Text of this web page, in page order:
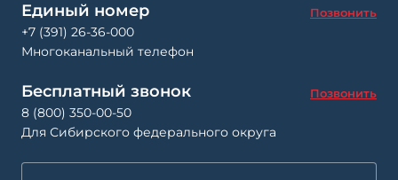
Единый номер Позвонить
+7 (391) 26-36-000
Многоканальный телефон
Бесплатный звонок Позвонить
8 (800) 350-00-50
Для Сибирского федерального округа